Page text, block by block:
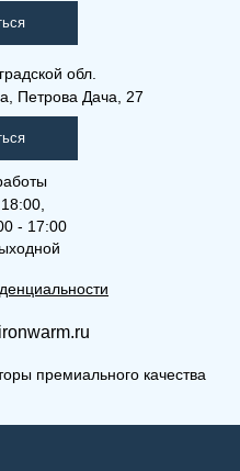
(РКВ),
обл.
Петрова Дача, 27
- 17:00
премиального качества